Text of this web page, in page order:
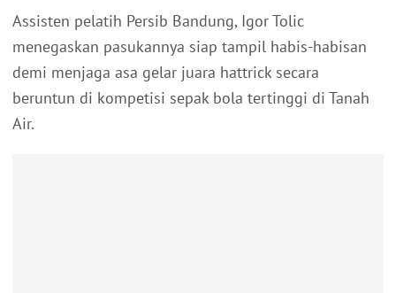
Assisten pelatih Persib Bandung, Igor Tolic
menegaskan pasukannya siap tampil habis-habisan
demi menjaga asa gelar juara hattrick secara
beruntun di kompetisi sepak bola tertinggi di Tanah
Air.